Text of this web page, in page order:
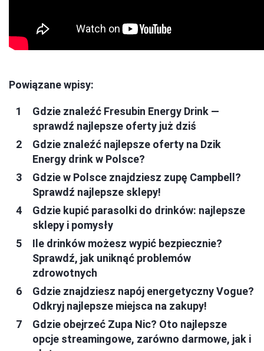
Powiązane wpisy:
Gdzie znaleźć Fresubin Energy Drink —
sprawdź najlepsze oferty już dziś
Gdzie znaleźć najlepsze oferty na Dzik
Energy drink w Polsce?
Gdzie w Polsce znajdziesz zupę Campbell?
Sprawdź najlepsze sklepy!
Gdzie kupić parasolki do drinków: najlepsze
sklepy i pomysły
Ile drinków możesz wypić bezpiecznie?
Sprawdź, jak uniknąć problemów
zdrowotnych
Gdzie znajdziesz napój energetyczny Vogue?
Odkryj najlepsze miejsca na zakupy!
Gdzie obejrzeć Zupa Nic? Oto najlepsze
opcje streamingowe, zarówno darmowe, jak i